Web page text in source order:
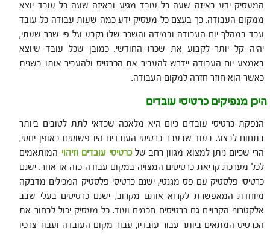
המעסיק ידע באיזה שעה כל עובד מגיע ובאיזה שעה כל עובד יוצא
ממקום העבודה. כך בעצם כל מעסיק ידע כמה שעות עבודה כל עובד
עבד במהלך יום העבודה ובמידה והשכר שלו נקבע על פי שכר שעתי,
יהיה קל יותר לקבוע את שכרו החודשי. כמובן שכל עובד שיוצא
באמצע יום העבודה יידרש להעביר את הכרטיס ולהעביר אותו בשנית
כאשר הוא חוזר חזרה למקום העבודה.
היכן מנפיקים כרטיסי עובדים
הנפקת כרטיסי עובדים כיום היא מלאכה שכדאי לתת לטובים ביותר
בתחום לבצע. בעוד שבעבר כרטיסי העובדים היו פשוטים באופן יחסי,
הרי שכיום ניתן למצוא מגוון רחב שלכרטיסי עובדים וזיהוי המותאמים
לכל מערכת קריאת כרטיסים המצויה במקום עבודה כזה או אחר. ישנם
כרטיסי פלסטיק עם פס מגנטי, ישנם כרטיסי פלסטיק המכילים מדבקה
מיוחדת המאפשרת לקרוא אותם מקרוב, ישנם כרטיסים בעלי שבב
אלקטרוני הקרויים גם כרטיסים חכמים ועוד. כל מעסיק יכול לבחור את
הכרטיס המתאים ביותר עבור עובדיו, עבור מקום העובדה ועבור צרכיו